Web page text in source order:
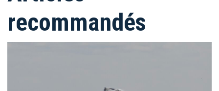
recommandés